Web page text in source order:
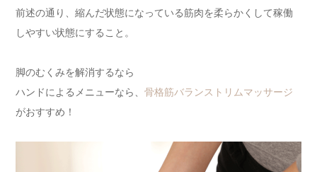
前述の通り、縮んだ状態になっている筋肉を柔らかくして稼働
しやすい状態にすること。
脚のむくみを解消するなら
ハンドによるメニューなら、 骨格筋バランストリムマッサージ
がおすすめ！